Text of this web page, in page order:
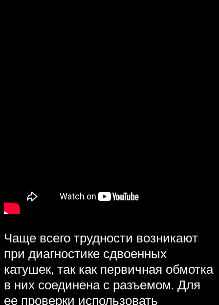
Чаще всего трудности возникают
при диагностике сдвоенных
катушек, так как первичная обмотка
в них соединена с разъемом. Для
ее проверки использовать